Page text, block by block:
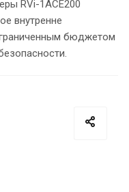
RVi-1ACE200
внутренне
бюджетом